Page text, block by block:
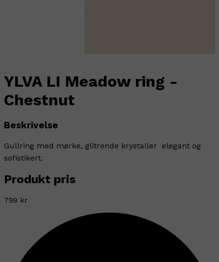
YLVA LI Meadow ring -
Chestnut
Beskrivelse
Gullring med mørke, glitrende krystaller  elegant og
sofistikert.
Produkt pris
799 kr